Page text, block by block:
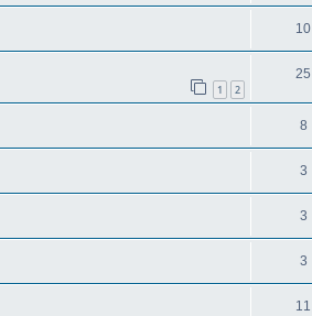
10
1 2
25
8
3
3
3
11